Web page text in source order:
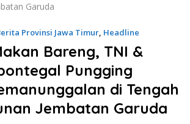
Garuda
Provinsi Jawa Timur, Headline
Bareng, TNI &
Pungging
di Tengah
Jembatan Garuda